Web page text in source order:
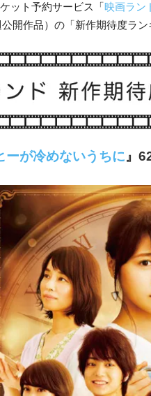
ット予約サービス「映画ラン
開作品）の「新作期待度ラン
ーが冷めないうちに 』